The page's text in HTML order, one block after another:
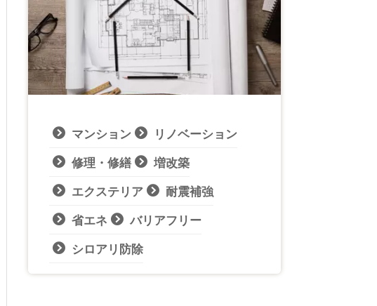
マンション リノベーション
修理・修繕 増改築
エクステリア 耐震補強
省エネ バリアフリー
シロアリ防除